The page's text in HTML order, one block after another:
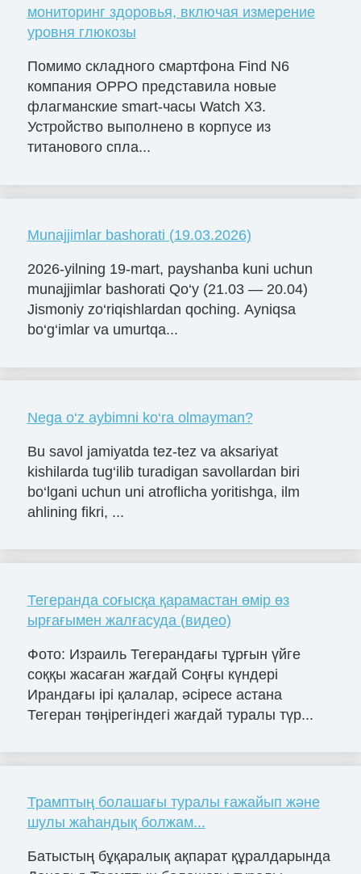
мониторинг здоровья, включая измерение
уровня глюкозы
Помимо складного смартфона Find N6
компания OPPO представила новые
флагманские smart-часы Watch X3.
Устройство выполнено в корпусе из
титанового спла...
Munajjimlar bashorati (19.03.2026)
2026-yilning 19-mart, payshanba kuni uchun
munajjimlar bashorati Qo‘y (21.03 — 20.04)
Jismoniy zo‘riqishlardan qoching. Ayniqsa
bo‘g‘imlar va umurtqa...
Nega o‘z aybimni ko‘ra olmayman?
Bu savol jamiyatda tez-tez va aksariyat
kishilarda tug‘ilib turadigan savollardan biri
bo‘lgani uchun uni atroflicha yoritishga, ilm
ahlining fikri, ...
Тегеранда соғысқа қарамастан өмір өз
ырғағымен жалғасуда (видео)
Фото: Израиль Тегерандағы тұрғын үйге
соққы жасаған жағдай Соңғы күндері
Ирандағы ірі қалалар, әсіресе астана
Тегеран төңірегіндегі жағдай туралы түр...
Трамптың болашағы туралы ғажайып және
шулы жаһандық болжам...
Батыстың бұқаралық ақпарат құралдарында